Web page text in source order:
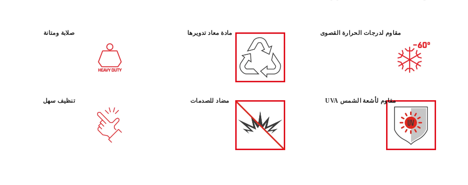
مقاوم لدرجات الحرارة القصوى مادة معاد تدويرها صلابة ومتانة
مقاوم لأشعة الشمس UVA مضاد للصدمات تنظيف سهل